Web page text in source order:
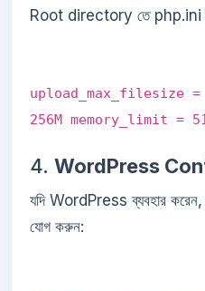
Root directory তে php.ini
upload_max_filesize =
256M memory_limit =
4. WordPress
যদি WordPress ব্যবহার
যোগ করুন: